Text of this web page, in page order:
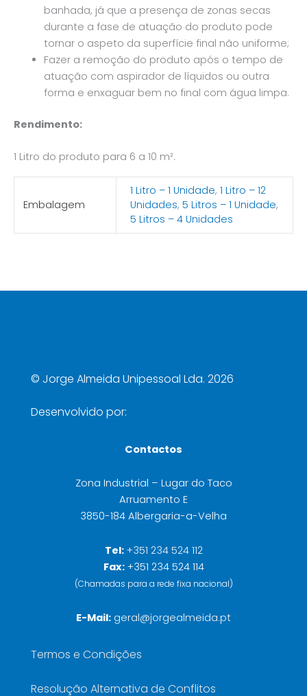
banhada, já que a presença de zonas secas
durante a fase de atuação do produto pode
tornar o aspeto da superfície final não uniforme;
Fazer a remoção do produto após o tempo de
atuação com aspirador de líquidos ou outra
forma e enxaguar bem no final com água limpa.
Rendimento:
1 Litro do produto para 6 a 10 m².
Embalagem
1 Litro – 1 Unidade, 1 Litro – 12
Unidades, 5 Litros – 1 Unidade,
5 Litros – 4 Unidades
© Jorge Almeida Unipessoal Lda. 2026
Desenvolvido por:
Contactos
Zona Industrial – Lugar do Taco
Arruamento E
3850-184 Albergaria-a-Velha
Tel: +351 234 524 112
Fax:+351 234 524 114
(Chamadas para a rede fixa nacional)
E-Mail: geral@jorgealmeida.pt
Termos e Condições
Resolução Alternativa de Conflitos